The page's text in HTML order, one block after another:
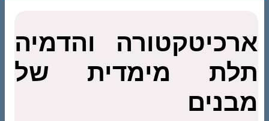
והדמיה
מימדית של